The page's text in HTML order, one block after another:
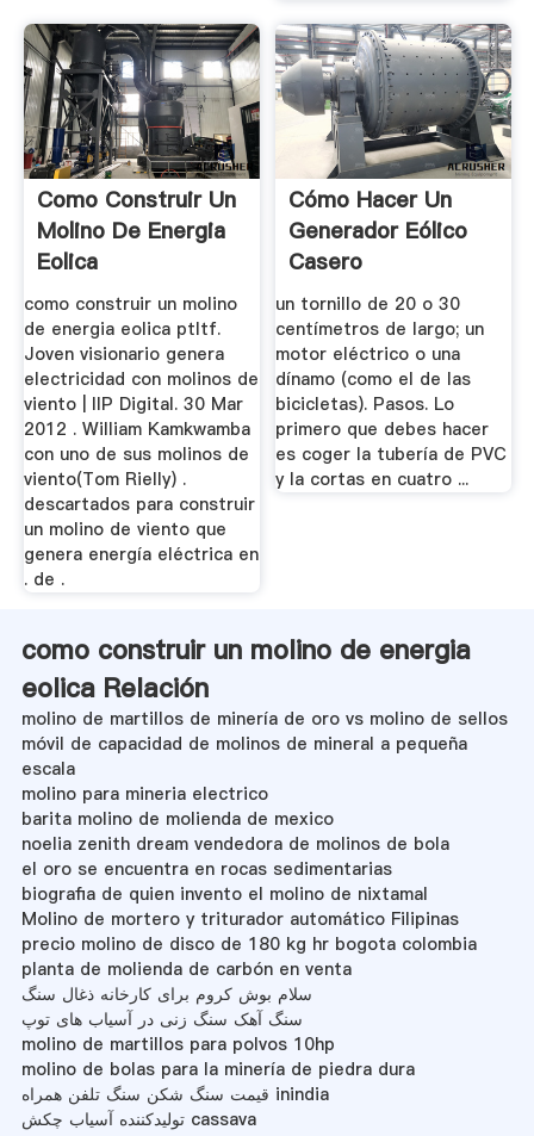
Como Construir Un
Molino De Energia
Eolica
como construir un molino
de energia eolica ptltf.
Joven visionario genera
electricidad con molinos de
viento | IIP Digital. 30 Mar
2012 . William Kamkwamba
con uno de sus molinos de
viento(Tom Rielly) .
descartados para construir
un molino de viento que
genera energía eléctrica en
. de .
Cómo Hacer Un
Generador Eólico
Casero
un tornillo de 20 o 30
centímetros de largo; un
motor eléctrico o una
dínamo (como el de las
bicicletas). Pasos. Lo
primero que debes hacer
es coger la tubería de PVC
y la cortas en cuatro ...
como construir un molino de energia
eolica Relación
molino de martillos de minería de oro vs molino de sellos
móvil de capacidad de molinos de mineral a pequeña
escala
molino para mineria electrico
barita molino de molienda de mexico
noelia zenith dream vendedora de molinos de bola
el oro se encuentra en rocas sedimentarias
biografia de quien invento el molino de nixtamal
Molino de mortero y triturador automático Filipinas
precio molino de disco de 180 kg hr bogota colombia
planta de molienda de carbón en venta
سلام بوش کروم برای کارخانه ذغال سنگ
سنگ آهک سنگ زنی در آسیاب های توپ
molino de martillos para polvos 10hp
molino de bolas para la minería de piedra dura
قیمت سنگ شکن سنگ تلفن همراه inindia
تولیدکننده آسیاب چکش cassava